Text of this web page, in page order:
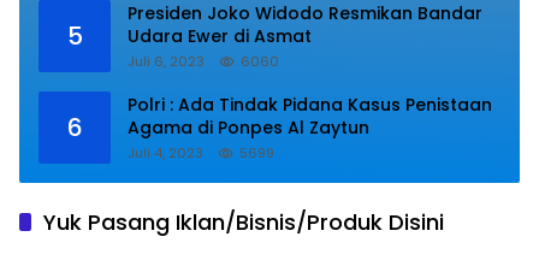
5
Presiden Joko Widodo Resmikan Bandar
Udara Ewer di Asmat
Juli 6, 2023 6060
6
Polri : Ada Tindak Pidana Kasus Penistaan
Agama di Ponpes Al Zaytun
Juli 4, 2023 5699
Yuk Pasang Iklan/Bisnis/Produk Disini